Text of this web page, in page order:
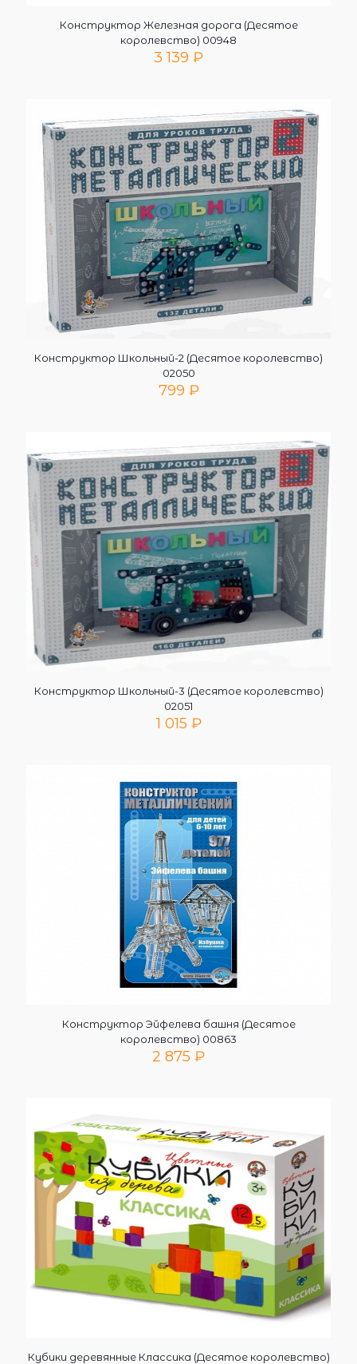
Конструктор Железная дорога (Десятое
королевство) 00948
3 139 ₽
Конструктор Школьный-2 (Десятое королевство)
02050
799 ₽
Конструктор Школьный-3 (Десятое королевство)
02051
1 015 ₽
Конструктор Эйфелева башня (Десятое
королевство) 00863
2 875 ₽
Кубики деревянные Классика (Десятое королевство)